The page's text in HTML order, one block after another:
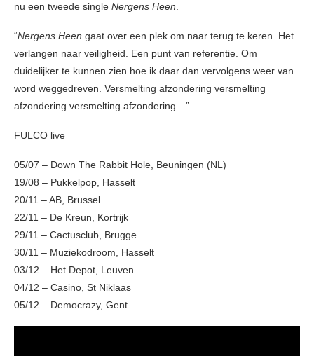
nu een tweede single Nergens Heen.
“Nergens Heen gaat over een plek om naar terug te keren. Het
verlangen naar veiligheid. Een punt van referentie. Om
duidelijker te kunnen zien hoe ik daar dan vervolgens weer van
word weggedreven. Versmelting afzondering versmelting
afzondering versmelting afzondering…”
FULCO live
05/07 – Down The Rabbit Hole, Beuningen (NL)
19/08 – Pukkelpop, Hasselt
20/11 – AB, Brussel
22/11 – De Kreun, Kortrijk
29/11 – Cactusclub, Brugge
30/11 – Muziekodroom, Hasselt
03/12 – Het Depot, Leuven
04/12 – Casino, St Niklaas
05/12 – Democrazy, Gent